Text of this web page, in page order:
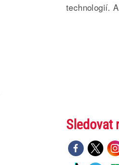
technologií.
Sledovat